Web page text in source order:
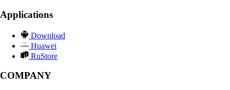
Applications
Download
Huawei
RuStore
COMPANY